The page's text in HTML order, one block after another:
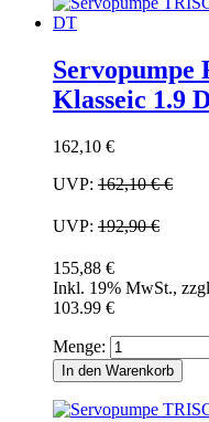
Servopumpe
Klasseic 1.9
162,10 €
UVP: 162,10 €€
UVP: 192,90 €
155,88 €
Inkl. 19% MwSt.,
103.99 €
Menge:
In den Warenkorb